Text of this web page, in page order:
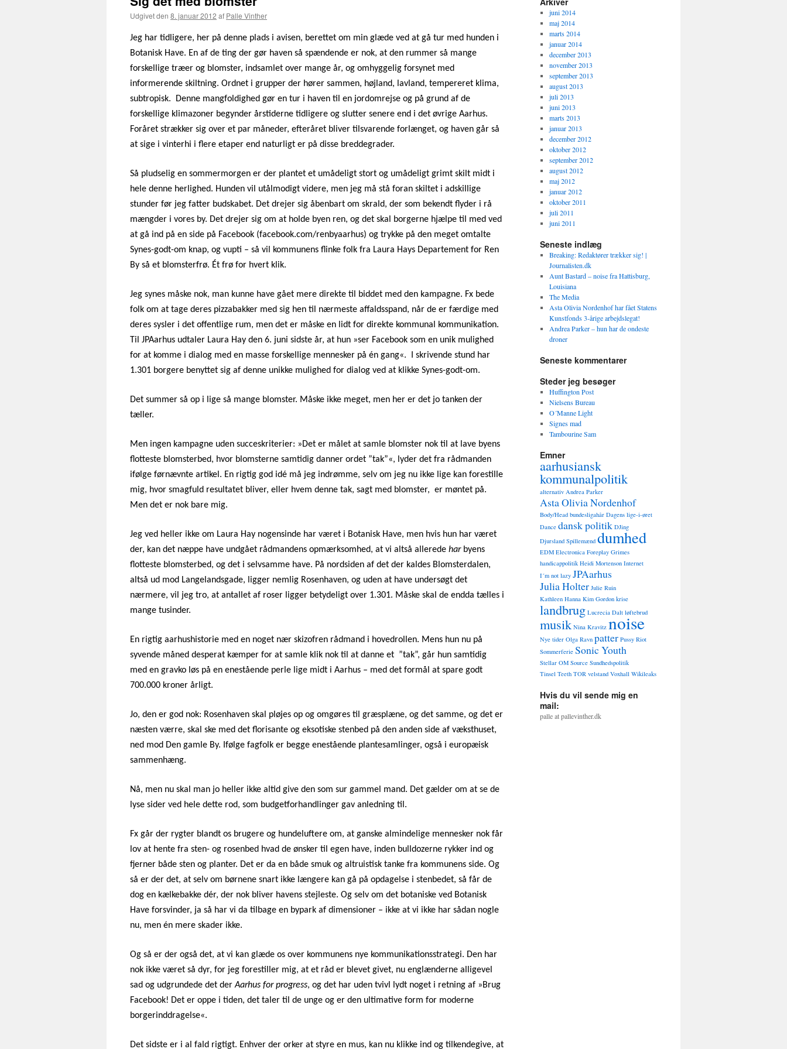
Udgivet den 8. januar 2012 af Palle Vinther
Jeg har tidligere, her på denne plads i avisen, berettet om min glæde ved at gå tur med hunden i
Botanisk Have. En af de ting der gør haven så spændende er nok, at den rummer så mange
forskellige træer og blomster, indsamlet over mange år, og omhyggelig forsynet med
informerende skiltning. Ordnet i grupper der hører sammen, højland, lavland, tempereret klima,
subtropisk.
Denne mangfoldighed gør en tur i haven til en jordomrejse og på grund af de
forskellige klimazoner begynder årstiderne tidligere og slutter senere end i det øvrige Aarhus.
Foråret strækker sig over et par måneder, efteråret bliver tilsvarende forlænget, og haven går så
at sige i vinterhi i flere etaper end naturligt er på disse breddegrader.
Så pludselig en sommermorgen er der plantet et umådeligt stort og umådeligt grimt skilt midt i
hele denne herlighed. Hunden vil utålmodigt videre, men jeg må stå foran skiltet i adskillige
stunder før jeg fatter budskabet. Det drejer sig åbenbart om skrald, der som bekendt flyder i rå
mængder i vores by. Det drejer sig om at holde byen ren, og det skal borgerne hjælpe til med ved
at gå ind på en side på Facebook (facebook.com/renbyaarhus) og trykke på den meget omtalte
Synes-godt-om knap, og vupti – så vil kommunens flinke folk fra Laura Hays Departement for Ren
By så et blomsterfrø. Ét frø for hvert klik.
Jeg synes måske nok, man kunne have gået mere direkte til biddet med den kampagne. Fx bede
folk om at tage deres pizzabakker med sig hen til nærmeste affaldsspand, når de er færdige med
deres sysler i det offentlige rum, men det er måske en lidt for direkte kommunal kommunikation.
Til JPAarhus udtaler Laura Hay den 6. juni sidste år, at hun »ser Facebook som en unik mulighed
for at komme i dialog med en masse forskellige mennesker på én gang«.
I skrivende stund har
1.301 borgere benyttet sig af denne unikke mulighed for dialog ved at klikke Synes-godt-om.
Det summer så op i lige så mange blomster. Måske ikke meget, men her er det jo tanken der
tæller.
Men ingen kampagne uden succeskriterier: »Det er målet at samle blomster nok til at lave byens
flotteste blomsterbed, hvor blomsterne samtidig danner ordet ”tak”«, lyder det fra rådmanden
ifølge førnævnte artikel. En rigtig god idé må jeg indrømme, selv om jeg nu ikke lige kan forestille
mig, hvor smagfuld resultatet bliver, eller hvem denne tak, sagt med blomster, er møntet på.
Men det er nok bare mig.
Jeg ved heller ikke om Laura Hay nogensinde har været i Botanisk Have, men hvis hun har været
der, kan det næppe have undgået rådmandens opmærksomhed, at vi altså allerede harbyens
flotteste blomsterbed, og det i selvsamme have. På nordsiden af det der kaldes Blomsterdalen,
altså ud mod Langelandsgade, ligger nemlig Rosenhaven, og uden at have undersøgt det
nærmere, vil jeg tro, at antallet af roser ligger betydeligt over 1.301. Måske skal de endda tælles i
mange tusinder.
En rigtig aarhushistorie med en noget nær skizofren rådmand i hovedrollen. Mens hun nu på
syvende måned desperat kæmper for at samle klik nok til at danne et ”tak”, går hun samtidig
med en gravko løs på en enestående perle lige midt i Aarhus – med det formål at spare godt
700.000 kroner årligt.
Jo, den er god nok: Rosenhaven skal pløjes op og omgøres til græsplæne, og det samme, og det er
næsten værre, skal ske med det florisante og eksotiske stenbed på den anden side af væksthuset,
ned mod Den gamle By. Ifølge fagfolk er begge enestående plantesamlinger, også i europæisk
sammenhæng.
Nå, men nu skal man jo heller ikke altid give den som sur gammel mand. Det gælder om at se de
lyse sider ved hele dette rod, som budgetforhandlinger gav anledning til.
Fx går der rygter blandt os brugere og hundeluftere om, at ganske almindelige mennesker nok får
lov at hente fra sten- og rosenbed hvad de ønsker til egen have, inden bulldozerne rykker ind og
fjerner både sten og planter. Det er da en både smuk og altruistisk tanke fra kommunens side. Og
så er der det, at selv om børnene snart ikke længere kan gå på opdagelse i stenbedet, så får de
dog en kælkebakke dér, der nok bliver havens stejleste. Og selv om det botaniske ved Botanisk
Have forsvinder, ja så har vi da tilbage en bypark af dimensioner – ikke at vi ikke har sådan nogle
nu, men én mere skader ikke.
Og så er der også det, at vi kan glæde os over kommunens nye kommunikationsstrategi. Den har
nok ikke været så dyr, for jeg forestiller mig, at et råd er blevet givet, nu englænderne alligevel
sad og udgrundede det derAarhus for progress, og det har uden tvivl lydt noget i retning af »Brug
Facebook! Det er oppe i tiden, det taler til de unge og er den ultimative form for moderne
borgerinddragelse«.
Det sidste er i al fald rigtigt. Enhver der orker at styre en mus, kan nu klikke ind og tilkendegive, at
juni 2014
maj 2014
marts 2014
januar 2014
december 2013
november 2013
september 2013
august 2013
juli 2013
juni 2013
marts 2013
januar 2013
december 2012
oktober 2012
september 2012
august 2012
maj 2012
januar 2012
oktober 2011
juli 2011
juni 2011
Seneste indlæg
Breaking: Redaktører trækker sig! |
Journalisten.dk
Aunt Bastard – noise fra Hattisburg,
Louisiana
The Media
Asta Olivia Nordenhof har fået Statens
Kunstfonds 3-årige arbejdslegat!
Andrea Parker – hun har de ondeste
droner
Seneste kommentarer
Steder jeg besøger
Huffington Post
Nielsens Bureau
O´Manne Light
Signes mad
Tambourine Sam
Emner
aarhusiansk
kommunalpolitik
alternativ Andrea Parker
Asta Olivia Nordenhof
Body/Head bundesligahår Dagens lige-i-øret
Dance dansk politik DJing
Djursland Spillemænd dumhed
EDM Electronica Foreplay Grimes
handicappolitik Heidi Mortenson Internet
I´m not lazy JPAarhus
Julia Holter Julie Ruin
Kathleen Hanna Kim Gordon krise
landbrug Lucrecia Dalt løftebrud
musik Nina Kravitz noise
Nye tider Olga Ravn patter Pussy Riot
Sommerferie Sonic Youth
Stellar OM Source Sundhedspolitik
Tinsel Teeth TOR velstand Voxhall Wikileaks
Hvis du vil sende mig en
mail:
palle at pallevinther.dk